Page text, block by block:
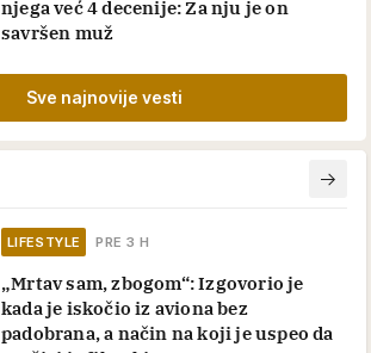
njega već 4 decenije: Za nju je on
savršen muž
Sve najnovije vesti
LIFESTYLE PRE 3 H
„Mrtav sam, zbogom“: Izgovorio je
kada je iskočio iz aviona bez
padobrana, a način na koji je uspeo da